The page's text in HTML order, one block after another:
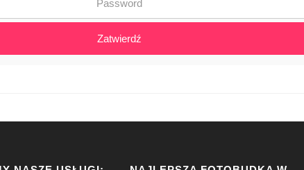
Zatwierdź